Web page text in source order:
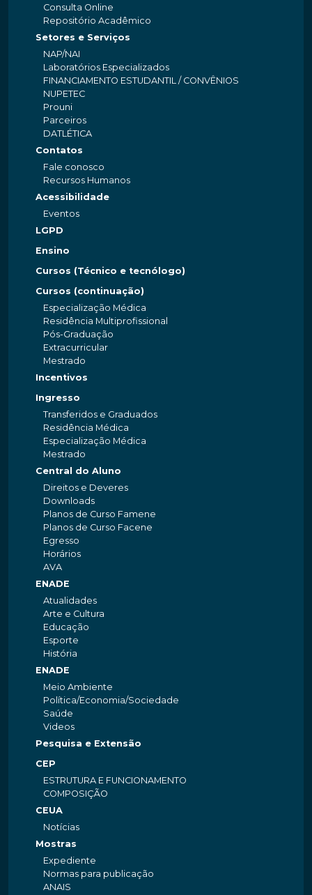
Consulta Online
Repositório Acadêmico
Setores e Serviços
NAP/NAI
Laboratórios Especializados
FINANCIAMENTO ESTUDANTIL / CONVÊNIOS
NUPETEC
Prouni
Parceiros
DATLÉTICA
Contatos
Fale conosco
Recursos Humanos
Acessibilidade
Eventos
LGPD
Ensino
Cursos (Técnico e tecnólogo)
Cursos (continuação)
Especialização Médica
Residência Multiprofissional
Pós-Graduação
Extracurricular
Mestrado
Incentivos
Ingresso
Transferidos e Graduados
Residência Médica
Especialização Médica
Mestrado
Central do Aluno
Direitos e Deveres
Downloads
Planos de Curso Famene
Planos de Curso Facene
Egresso
Horários
AVA
ENADE
Atualidades
Arte e Cultura
Educação
Esporte
História
ENADE
Meio Ambiente
Política/Economia/Sociedade
Saúde
Videos
Pesquisa e Extensão
CEP
ESTRUTURA E FUNCIONAMENTO
COMPOSIÇÃO
CEUA
Notícias
Mostras
Expediente
Normas para publicação
ANAIS